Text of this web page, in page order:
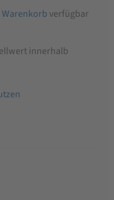
Warenkorb verfügbar
innerhalb